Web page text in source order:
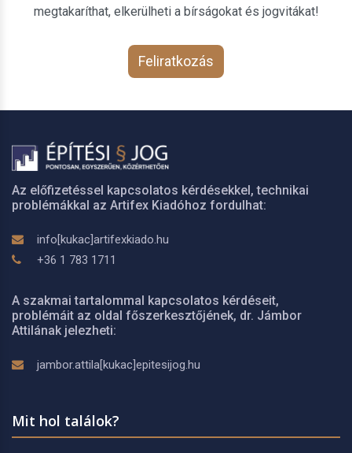
megtakaríthat, elkerülheti a bírságokat és jogvitákat!
Feliratkozás
Az előfizetéssel kapcsolatos kérdésekkel, technikai
problémákkal az Artifex Kiadóhoz fordulhat:
info[kukac]artifexkiado.hu
+36 1 783 1711
A szakmai tartalommal kapcsolatos kérdéseit,
problémáit az oldal főszerkesztőjének, dr. Jámbor
Attilának jelezheti:
jambor.attila[kukac]epitesijog.hu
Mit hol találok?